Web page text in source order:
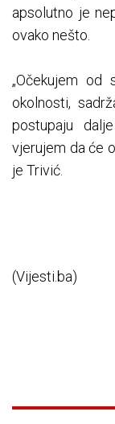
apsolutno je
ovako nešto.
„Očekujem od
okolnosti,
postupaju
vjerujem da će
je Trivić.
(Vijesti.ba)